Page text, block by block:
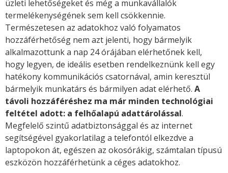
üzleti lehetőségeket és még a munkavállalók
termelékenységének sem kell csökkennie.
Természetesen az adatokhoz való folyamatos
hozzáférhetőség nem azt jelenti, hogy bármelyik
alkalmazottunk a nap 24 órájában elérhetőnek kell,
hogy legyen, de ideális esetben rendelkeznünk kell egy
hatékony kommunikációs csatornával, amin keresztül
bármelyik munkatárs és bármilyen adat elérhető. A
távoli hozzáféréshez ma már minden technológiai
feltétel adott: a felhőalapú adattárolással.
Megfelelő szintű adatbiztonsággal és az internet
segítségével gyakorlatilag a telefontól elkezdve a
laptopokon át, egészen az okosórákig, számtalan típusú
eszközön hozzáférhetünk a céges adatokhoz.